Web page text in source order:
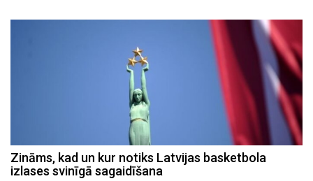
Zināms, kad un kur notiks Latvijas basketbola
izlases svinīgā sagaidīšana